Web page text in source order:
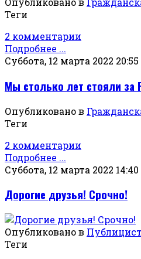
Теги
2 комментарии
Подробнее ...
Суббота, 12 марта 2022 20:55
Мы столько лет стояли за
Опубликовано в
Теги
2 комментарии
Подробнее ...
Суббота, 12 марта 2022 14:40
Дорогие друзья! Срочно!
Опубликовано в
Теги